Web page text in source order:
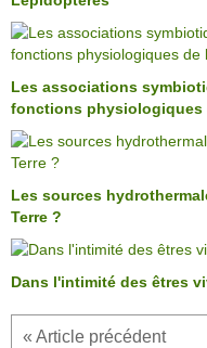
Les associations
fonctions physiologiques
Les sources
Terre ?
Dans l'intimité des êtres